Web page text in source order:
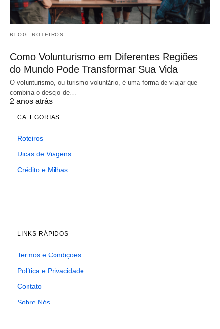
BLOG ROTEIROS
Como Volunturismo em Diferentes Regiões
do Mundo Pode Transformar Sua Vida
O volunturismo, ou turismo voluntário, é uma forma de viajar que
combina o desejo de…
2 anos atrás
CATEGORIAS
Roteiros
Dicas de Viagens
Crédito e Milhas
LINKS RÁPIDOS
Termos e Condições
Política e Privacidade
Contato
Sobre Nós